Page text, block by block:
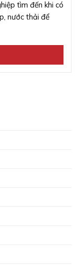
tìm đến khi có
nước thải để